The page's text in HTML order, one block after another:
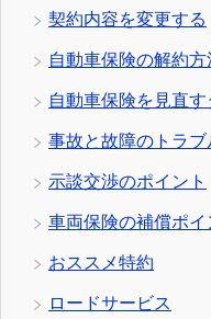
契約内容を変更する
自動車保険の解約方
自動車保険を見直
事故と故障のトラ
示談交渉のポイント
車両保険の補償ポイ
おススメ特約
ロードサービス